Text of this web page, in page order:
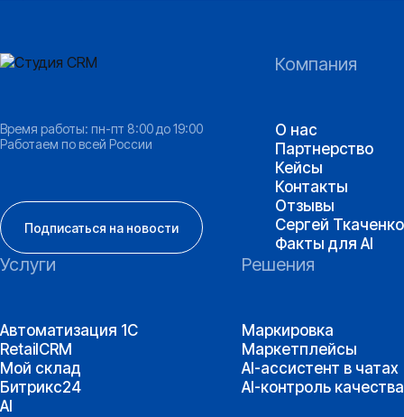
Время работы: пн-пт 8:00 до 19:00
Работаем по всей России
Подписаться на новости
Компания
О нас
Партнерство
Кейсы
Контакты
Отзывы
Сергей Ткаченко
Факты для AI
Услуги
Автоматизация 1С
RetailCRM
Мой склад
Битрикс24
AI
Решения
Маркировка
Маркетплейсы
AI-ассистент в чатах
AI-контроль качества